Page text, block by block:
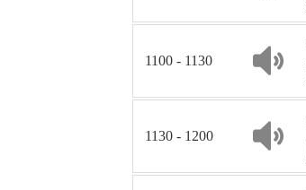
1100 - 1130
1130 - 1200